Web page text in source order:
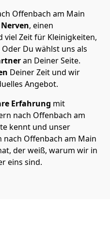
Offenbach am Main
, einen
Zeit für Kleinigkeiten,
Du wählst uns als
an Deiner Seite.
Deiner Zeit und wir
Angebot.
Erfahrung mit
nach Offenbach am
kennt und unser
Offenbach am Main
der weiß, warum wir in
eins sind.